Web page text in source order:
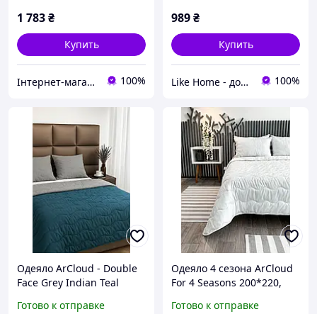
1 783₴
Купить
Інтернет-магазин "Домашній" 100%
989₴
Купить
Like Home - домашний уют для всей семьи. Будьте как дома 🤗 100%
Одеяло ArCloud - Double
Face Grey Indian Teal
Готово к отправке
Одеяло 4 сезона ArCloud
For 4 Seasons 200*220,
Готово к отправке